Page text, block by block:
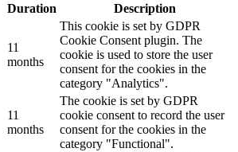
Duration Description
11
months
This cookie is set by GDPR
Cookie Consent plugin. The
cookie is used to store the user
consent for the cookies in the
category "Analytics".
11
months
The cookie is set by GDPR
cookie consent to record the user
consent for the cookies in the
category "Functional".